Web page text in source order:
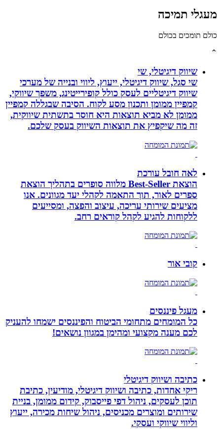
תמיכה
בכולם
שיווק דיגיטלי, שי
שי סגל, שיווק דיגיטלי, ייעוץ, ליווי ובנייה של מערכי
שיווק דיגיטליים לעסק כולל קופירייטינג, משפך שיווקי,
קמפיין ממומן ותכנון מסע לקוח. הסיבה שבגללה קמפיין
ממומן לא מביא תוצאות היא חוסר בתשתית שיווקית,
זה מה שיקפיץ את תוצאות השיווק בעסק שלכם.
לאה חובל עורכת
הוצאת Best-Seller מלווה סופרים בתהליך הוצאת
ספרים לאור, תוך התאמה לקהלי יעד מגוונים. אנו
מציעים שירותי עריכה, עיצוב והפצה, ומסייעים
ללקוחות להגיע לקהל קוראים רחב.
קובי אור
מעגל פיננסים
כל המומחים מתחומי הביטוח והפיננסים ישמחו להעניק
לכם מענה מקצועי ומהימן במגוון נושאים!
כתיבה ושיווק דיגיטלי
ריקי אחדות, כתיבה ושיווק דיגיטלי, מודיעין, כתיבת
תוכן לעסקים, ניהול דפי פייסבוק, קידום ממומן, בניית
שירותים ומוצרים מכניסים, ניהול שיחות מכירה, ייעוץ
וליווי שיווקי ועסקי.